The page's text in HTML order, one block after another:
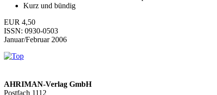
Kurz und bündig
EUR 4,50
ISSN: 0930-0503
Januar/Februar 2006
AHRIMAN-Verlag GmbH
Postfach 1112